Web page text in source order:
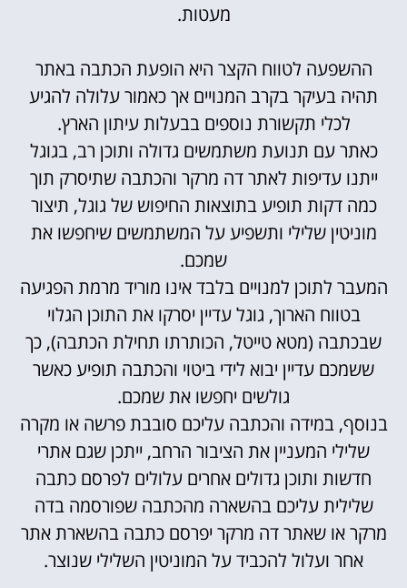
מעטות.
ההשפעה לטווח הקצר היא הופעת הכתבה באתר
תהיה בעיקר בקרב המנויים אך כאמור עלולה להגיע
לכלי תקשורת נוספים בבעלות עיתון הארץ.
כאתר עם תנועת משתמשים גדולה ותוכן רב, בגוגל
ייתנו עדיפות לאתר דה מרקר והכתבה שתיסרק תוך
כמה דקות תופיע בתוצאות החיפוש של גוגל, תיצור
מוניטין שלילי ותשפיע על המשתמשים שיחפשו את
שמכם.
המעבר לתוכן למנויים בלבד אינו מוריד מרמת הפגיעה
בטווח הארוך, גוגל עדיין יסרקו את התוכן הגלוי
שבכתבה (מטא טייטל, הכותרתו תחילת הכתבה), כך
ששמכם עדיין יבוא לידי ביטוי והכתבה תופיע כאשר
גולשים יחפשו את שמכם.
בנוסף, במידה והכתבה עליכם סובבת פרשה או מקרה
שלילי המעניין את הציבור הרחב, ייתכן שגם אתרי
חדשות ותוכן גדולים אחרים עלולים לפרסם כתבה
שלילית עליכם בהשארה מהכתבה שפורסמה בדה
מרקר או שאתר דה מרקר יפרסם כתבה בהשארת אתר
אחר ועלול להכביד על המוניטין השלילי שנוצר.